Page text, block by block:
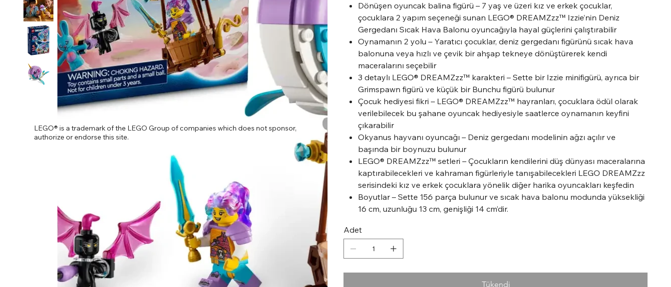
Dönüşen oyuncak balina figürü – 7 yaş ve üzeri kız ve erkek çocuklar,
çocuklara 2 yapım seçeneği sunan LEGO® DREAMZzz™ Izzie’nin Deniz
Gergedanı Sıcak Hava Balonu oyuncağıyla hayal güçlerini çalıştırabilir
Oynamanın 2 yolu – Yaratıcı çocuklar, deniz gergedanı figürünü sıcak hava
balonuna veya hızlı ve çevik bir ahşap tekneye dönüştürerek kendi
maceralarını seçebilir
3 detaylı LEGO® DREAMZzz™ karakteri – Sette bir Izzie minifigürü, ayrıca bir
Grimspawn figürü ve küçük bir Bunchu figürü bulunur
Çocuk hediyesi fikri – LEGO® DREAMZzz™ hayranları, çocuklara ödül olarak
verilebilecek bu şahane oyuncak hediyesiyle saatlerce oynamanın keyfini
çıkarabilir
Okyanus hayvanı oyuncağı – Deniz gergedanı modelinin ağzı açılır ve
başında bir boynuzu bulunur
LEGO® DREAMZzz™ setleri – Çocukların kendilerini düş dünyası maceralarına
kaptırabilecekleri ve kahraman figürleriyle tanışabilecekleri LEGO DREAMZzz
serisindeki kız ve erkek çocuklara yönelik diğer harika oyuncakları keşfedin
Boyutlar – Sette 156 parça bulunur ve sıcak hava balonu modunda yüksekliği
16 cm, uzunluğu 13 cm, genişliği 14 cm’dir.
Adet
Tükendi
LEGO® is a trademark of the LEGO Group of companies which does not sponsor,
authorize or endorse this site.